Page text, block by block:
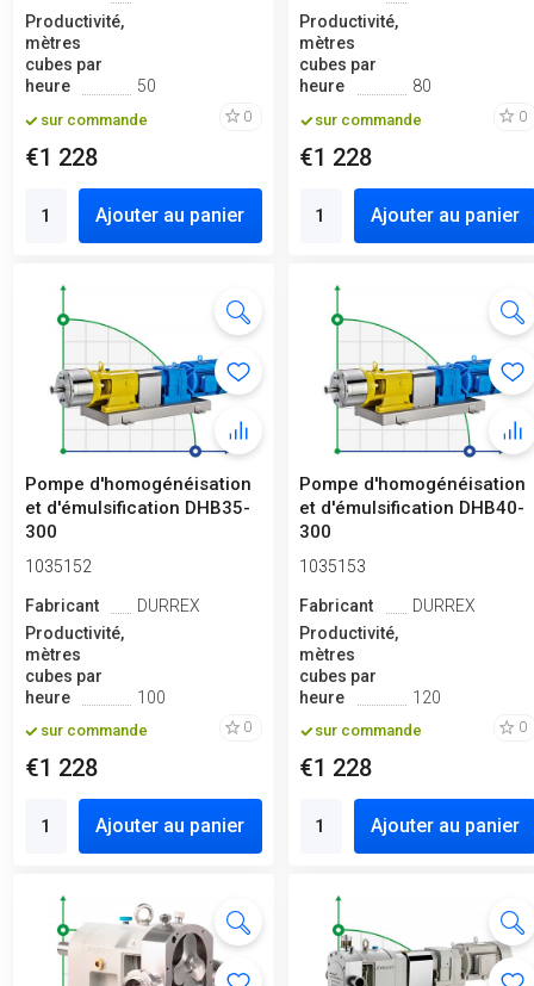
Productivité,
mètres
cubes par
heure
50
sur commande 0
€1 228
Ajouter au panier
Productivité,
mètres
cubes par
heure
80
sur commande 0
€1 228
Ajouter au panier
Pompe d'homogénéisation
et d'émulsification DHB35-
300
1035152
Fabricant
DURREX
Productivité,
mètres
cubes par
heure
100
sur commande 0
€1 228
Ajouter au panier
Pompe d'homogénéisation
et d'émulsification DHB40-
300
1035153
Fabricant
DURREX
Productivité,
mètres
cubes par
heure
120
sur commande 0
€1 228
Ajouter au panier